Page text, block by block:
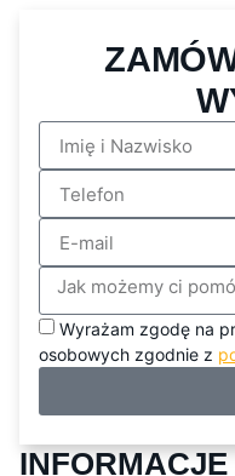
Wyrażam zgodę na
osobowych zgodnie z